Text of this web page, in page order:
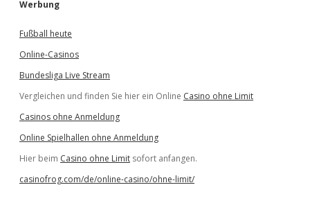
Werbung
Fußball heute
Online-Casinos
Bundesliga Live Stream
Vergleichen und finden Sie hier ein Online Casino ohne Limit
Casinos ohne Anmeldung
Online Spielhallen ohne Anmeldung
Hier beim Casino ohne Limit sofort anfangen.
casinofrog.com/de/online-casino/ohne-limit/